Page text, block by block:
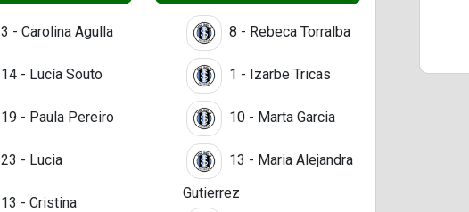
3 - Carolina Agulla
14 - Lucía Souto
19 - Paula Pereiro
23 - Lucia
13 - Cristina
8 - Rebeca Torralba
1 - Izarbe Tricas
10 - Marta Garcia
13 - Maria Alejandra
Gutierrez